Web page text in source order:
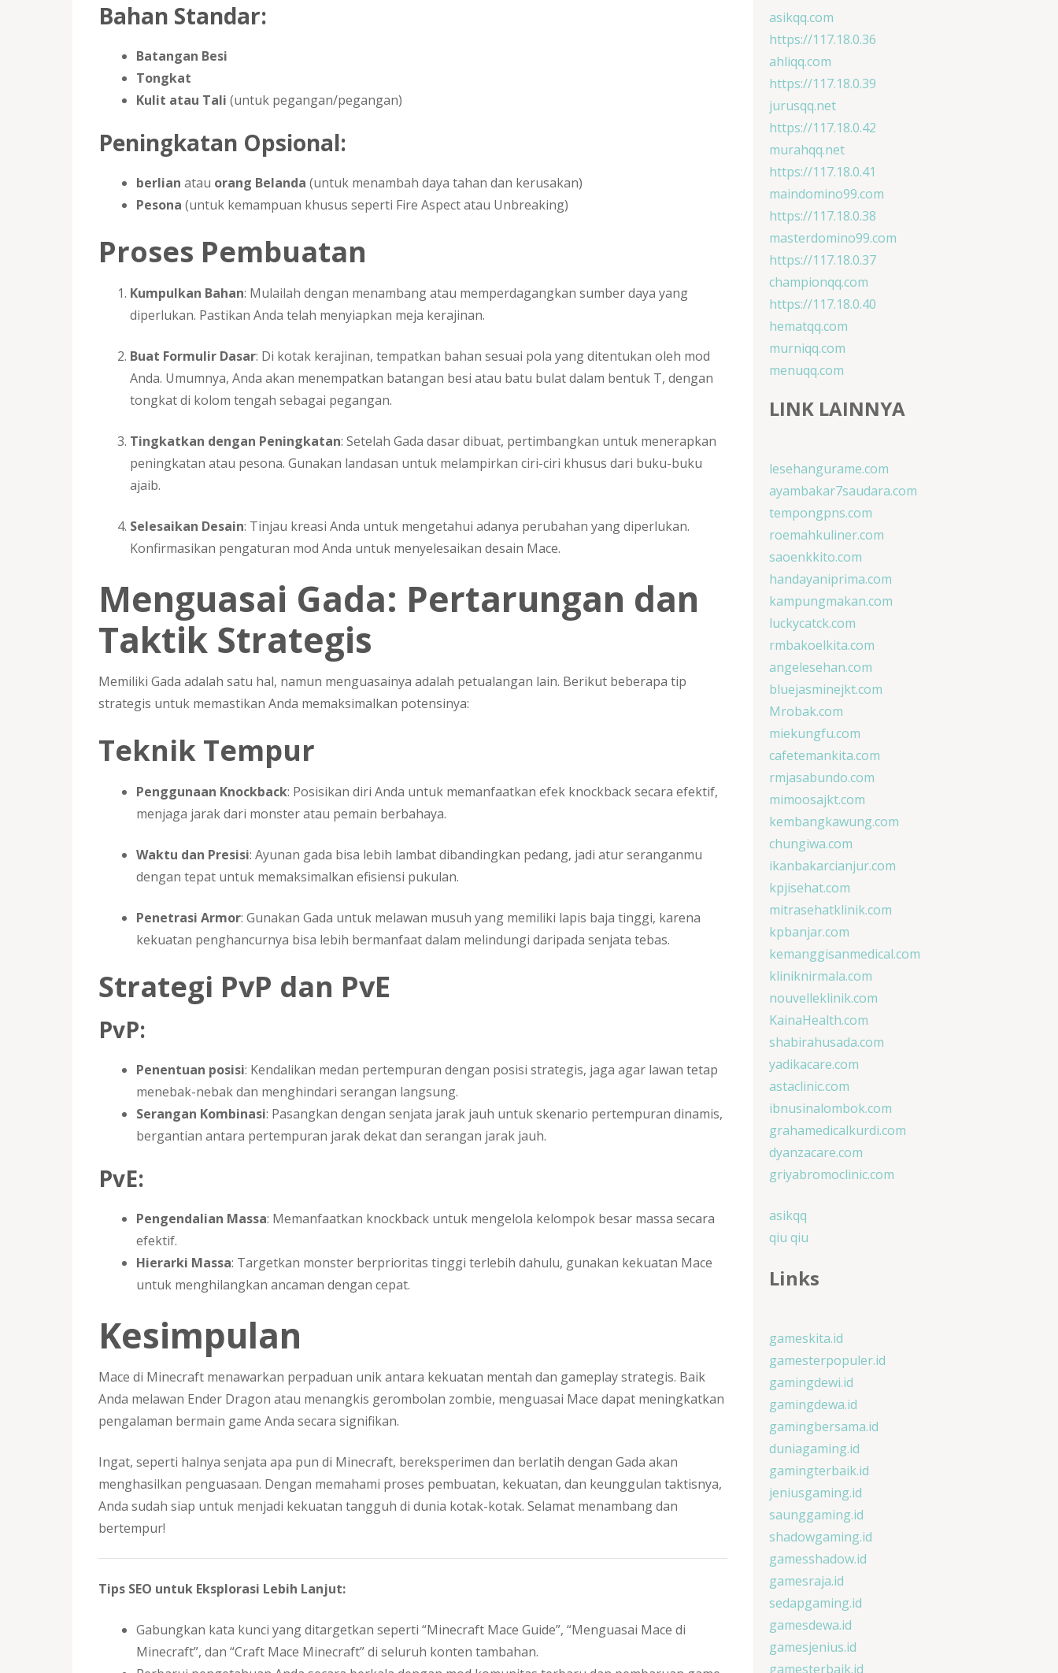
Bahan Standar:
Batangan Besi
Tongkat
Kulit atau Tali (untuk pegangan/pegangan)
Peningkatan Opsional:
berlian atau orang Belanda (untuk menambah daya tahan dan kerusakan)
Pesona (untuk kemampuan khusus seperti Fire Aspect atau Unbreaking)
Proses Pembuatan
Kumpulkan Bahan: Mulailah dengan menambang atau memperdagangkan sumber daya yang
diperlukan. Pastikan Anda telah menyiapkan meja kerajinan.
Buat Formulir Dasar: Di kotak kerajinan, tempatkan bahan sesuai pola yang ditentukan oleh mod
Anda. Umumnya, Anda akan menempatkan batangan besi atau batu bulat dalam bentuk T, dengan
tongkat di kolom tengah sebagai pegangan.
Tingkatkan dengan Peningkatan: Setelah Gada dasar dibuat, pertimbangkan untuk menerapkan
peningkatan atau pesona. Gunakan landasan untuk melampirkan ciri-ciri khusus dari buku-buku
ajaib.
Selesaikan Desain: Tinjau kreasi Anda untuk mengetahui adanya perubahan yang diperlukan.
Konfirmasikan pengaturan mod Anda untuk menyelesaikan desain Mace.
Menguasai Gada: Pertarungan dan
Taktik Strategis
Memiliki Gada adalah satu hal, namun menguasainya adalah petualangan lain. Berikut beberapa tip
strategis untuk memastikan Anda memaksimalkan potensinya:
Teknik Tempur
Penggunaan Knockback: Posisikan diri Anda untuk memanfaatkan efek knockback secara efektif,
menjaga jarak dari monster atau pemain berbahaya.
Waktu dan Presisi: Ayunan gada bisa lebih lambat dibandingkan pedang, jadi atur seranganmu
dengan tepat untuk memaksimalkan efisiensi pukulan.
Penetrasi Armor: Gunakan Gada untuk melawan musuh yang memiliki lapis baja tinggi, karena
kekuatan penghancurnya bisa lebih bermanfaat dalam melindungi daripada senjata tebas.
Strategi PvP dan PvE
PvP:
Penentuan posisi: Kendalikan medan pertempuran dengan posisi strategis, jaga agar lawan tetap
menebak-nebak dan menghindari serangan langsung.
Serangan Kombinasi: Pasangkan dengan senjata jarak jauh untuk skenario pertempuran dinamis,
bergantian antara pertempuran jarak dekat dan serangan jarak jauh.
PvE:
Pengendalian Massa: Memanfaatkan knockback untuk mengelola kelompok besar massa secara
efektif.
Hierarki Massa: Targetkan monster berprioritas tinggi terlebih dahulu, gunakan kekuatan Mace
untuk menghilangkan ancaman dengan cepat.
Kesimpulan
Mace di Minecraft menawarkan perpaduan unik antara kekuatan mentah dan gameplay strategis. Baik
Anda melawan Ender Dragon atau menangkis gerombolan zombie, menguasai Mace dapat meningkatkan
pengalaman bermain game Anda secara signifikan.
Ingat, seperti halnya senjata apa pun di Minecraft, bereksperimen dan berlatih dengan Gada akan
menghasilkan penguasaan. Dengan memahami proses pembuatan, kekuatan, dan keunggulan taktisnya,
Anda sudah siap untuk menjadi kekuatan tangguh di dunia kotak-kotak. Selamat menambang dan
bertempur!
Tips SEO untuk Eksplorasi Lebih Lanjut:
Gabungkan kata kunci yang ditargetkan seperti “Minecraft Mace Guide”, “Menguasai Mace di
Minecraft”, dan “Craft Mace Minecraft” di seluruh konten tambahan.
asikqq.com
https://117.18.0.36
ahliqq.com
https://117.18.0.39
jurusqq.net
https://117.18.0.42
murahqq.net
https://117.18.0.41
maindomino99.com
https://117.18.0.38
masterdomino99.com
https://117.18.0.37
championqq.com
https://117.18.0.40
hematqq.com
murniqq.com
menuqq.com
LINK LAINNYA
lesehangurame.com
ayambakar7saudara.com
tempongpns.com
roemahkuliner.com
saoenkkito.com
handayaniprima.com
kampungmakan.com
luckycatck.com
rmbakoelkita.com
angelesehan.com
bluejasminejkt.com
Mrobak.com
miekungfu.com
cafetemankita.com
rmjasabundo.com
mimoosajkt.com
kembangkawung.com
chungiwa.com
ikanbakarcianjur.com
kpjisehat.com
mitrasehatklinik.com
kpbanjar.com
kemanggisanmedical.com
kliniknirmala.com
nouvelleklinik.com
KainaHealth.com
shabirahusada.com
yadikacare.com
astaclinic.com
ibnusinalombok.com
grahamedicalkurdi.com
dyanzacare.com
griyabromoclinic.com
asikqq
qiu qiu
Links
gameskita.id
gamesterpopuler.id
gamingdewi.id
gamingdewa.id
gamingbersama.id
duniagaming.id
gamingterbaik.id
jeniusgaming.id
saunggaming.id
shadowgaming.id
gamesshadow.id
gamesraja.id
sedapgaming.id
gamesdewa.id
gamesjenius.id
gamesterbaik.id